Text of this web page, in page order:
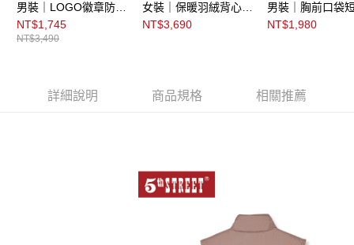
男裝｜LOGO徽章防寒
背心｜丈青
NT$1,745
NT$3,490
女裝｜保暖羽絨背心｜
灰卡其
NT$3,690
男裝｜胸前口袋
恤｜灰卡其
NT$1,980
詳細說明 商品規格 相關推薦